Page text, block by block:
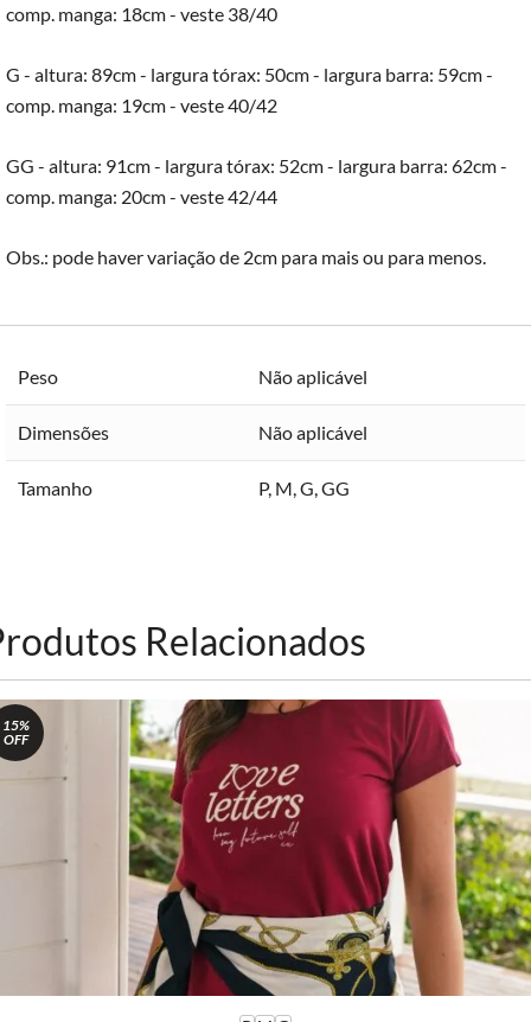
comp. manga: 18cm - veste 38/40
G - altura: 89cm - largura tórax: 50cm - largura barra: 59cm -
comp. manga: 19cm - veste 40/42
GG - altura: 91cm - largura tórax: 52cm - largura barra: 62cm -
comp. manga: 20cm - veste 42/44
Obs.: pode haver variação de 2cm para mais ou para menos.
Peso Não aplicável
Dimensões Não aplicável
Tamanho P, M G GG
Relacionados
15%
OFF